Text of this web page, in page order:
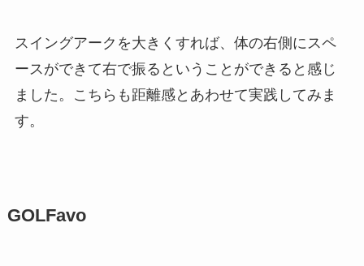
スイングアークを大きくすれば、体の右側にスペ
ースができて右で振るということができると感じ
ました。こちらも距離感とあわせて実践してみま
す。
GOLFavo